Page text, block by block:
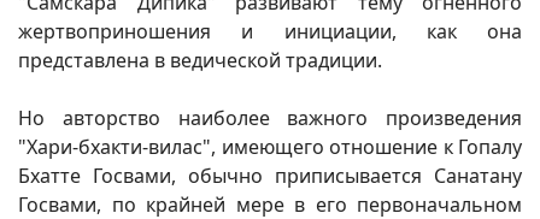
жертвоприношения и инициации, как она
представлена в ведической традиции.
Но авторство наиболее важного произведения
"Хари-бхакти-вилас", имеющего отношение к Гопалу
Бхатте Госвами, обычно приписывается Санатану
Госвами, по крайней мере в его первоначальном